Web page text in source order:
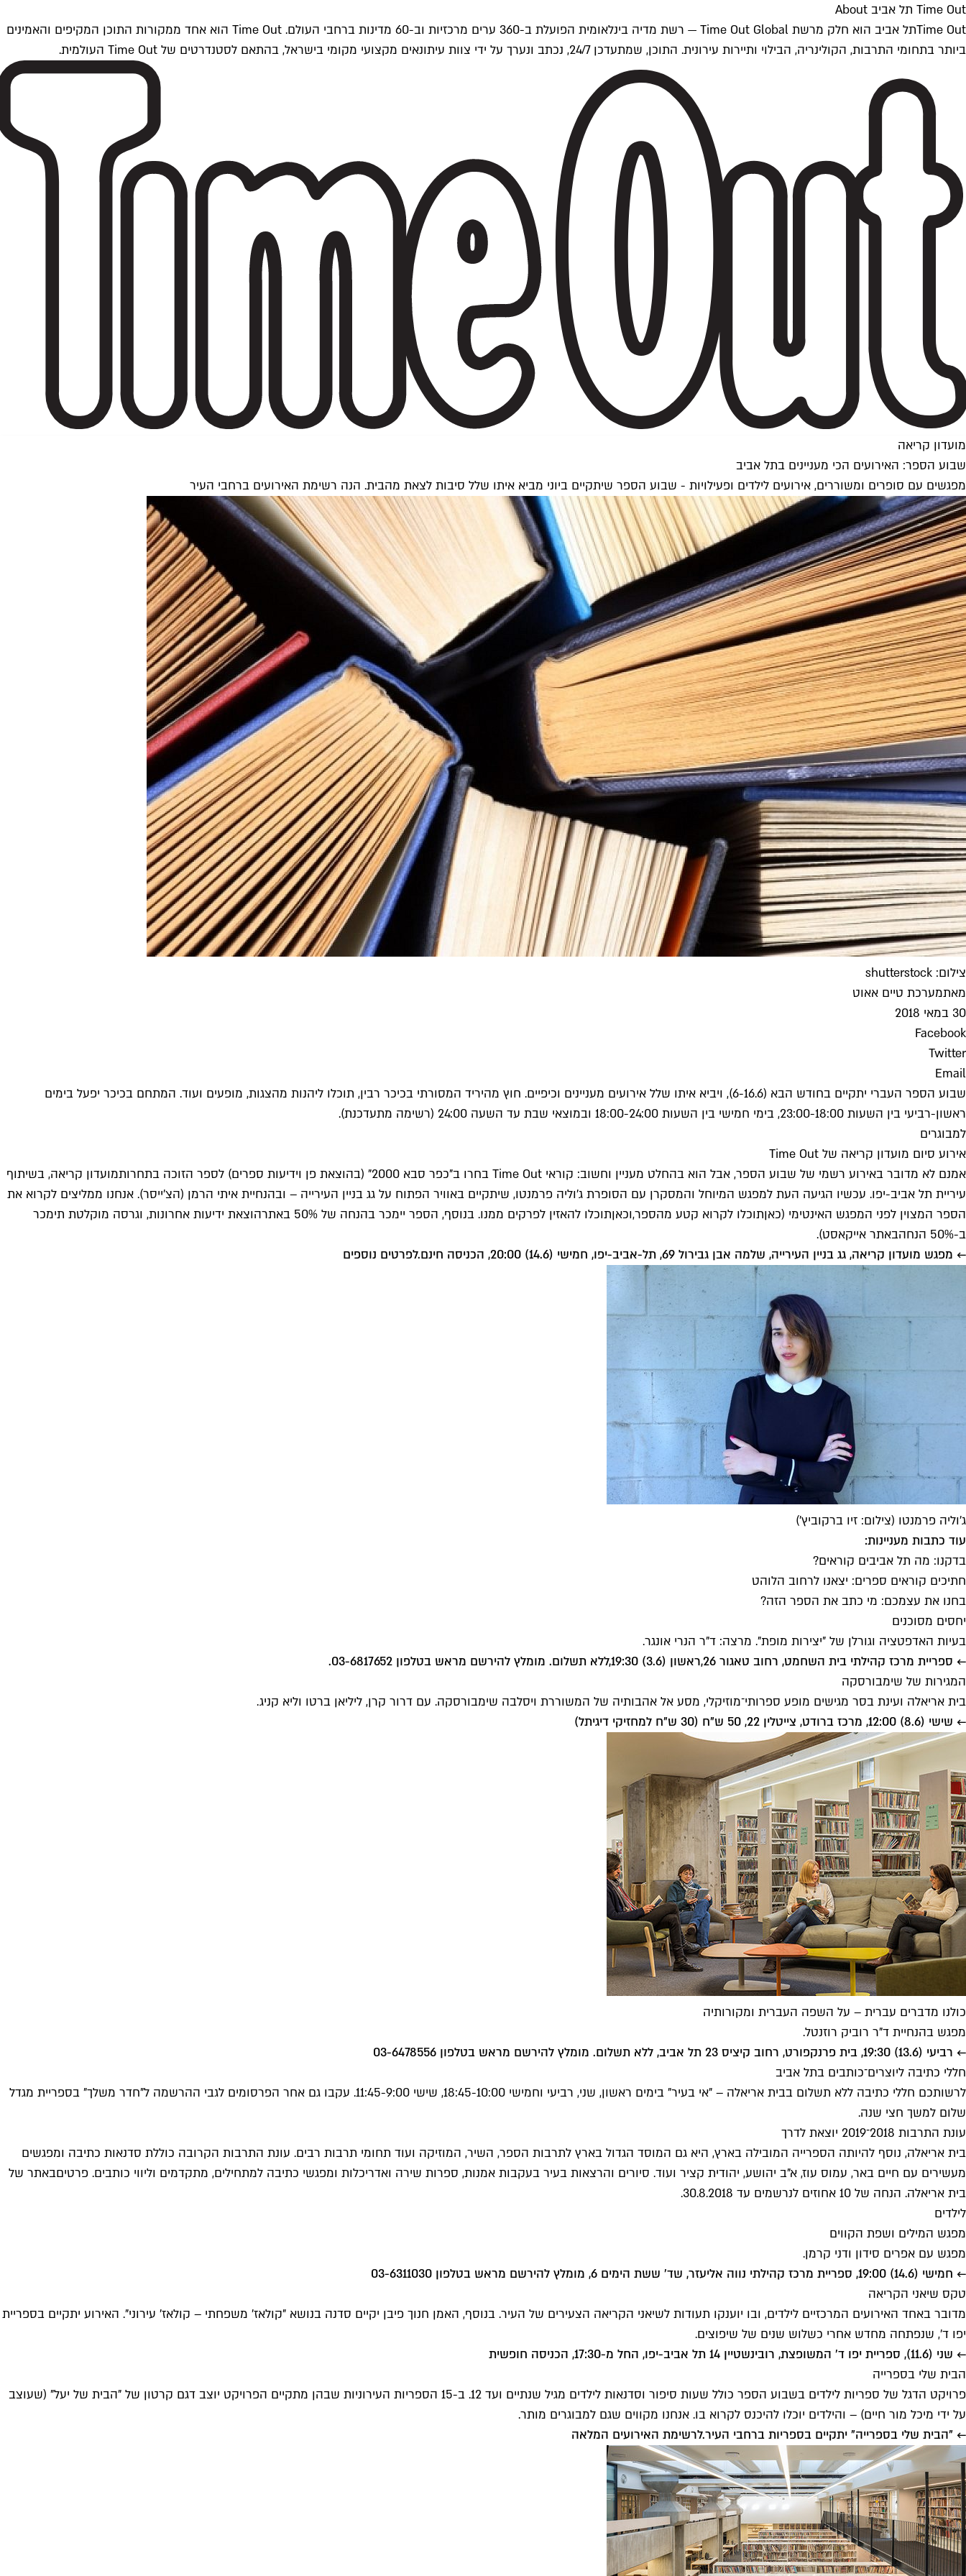
Time Out תל אביב About
Time Outתל אביב הוא חלק מרשת Time Out Global — רשת מדיה בינלאומית הפועלת ב-360 ערים מרכזיות וב-60 מדינות ברחבי העולם. Time Out הוא אחד ממקורות התוכן המקיפים והאמינים
ביותר בתחומי התרבות, הקולינריה, הבילוי ותיירות עירונית. התוכן, שמתעדכן 24/7, נכתב ונערך על ידי צוות עיתונאים מקצועי מקומי בישראל, בהתאם לסטנדרטים של Time Out העולמית.
מועדון קריאה
שבוע הספר: האירועים הכי מעניינים בתל אביב
מפגשים עם סופרים ומשוררים, אירועים לילדים ופעילויות - שבוע הספר שיתקיים ביוני מביא איתו שלל סיבות לצאת מהבית. הנה רשימת האירועים ברחבי העיר
צילום: shutterstock
מאתמערכת טיים אאוט
30 במאי 2018
Facebook
Twitter
Email
שבוע הספר העברי יתקיים בחודש הבא (6-16.6), ויביא איתו שלל אירועים מעניינים וכיפיים. חוץ מהיריד המסורתי בכיכר רבין, תוכלו ליהנות מהצגות, מופעים ועוד. המתחם בכיכר יפעל בימים
ראשון-רביעי בין השעות 23:00-18:00, בימי חמישי בין השעות 18:00-24:00 ובמוצאי שבת עד השעה 24:00 (רשימה מתעדכנת).
למבוגרים
אירוע סיום מועדון קריאה של Time Out
אמנם לא מדובר באירוע רשמי של שבוע הספר, אבל הוא בהחלט מעניין וחשוב: קוראי Time Out בחרו ב"כפר סבא 2000" (בהוצאת פן וידיעות ספרים) לספר הזוכה בתחרות
מועדון קריאה, בשיתוף
עיריית תל אביב-יפו. עכשיו הגיעה העת למפגש המיוחל והמסקרן עם הסופרת ג'וליה פרמנטו, שיתקיים באוויר הפתוח על גג בניין העירייה – ובהנחיית איתי הרמן (הצ'ייסר). אנחנו ממליצים לקרוא את
הספר המצוין לפני המפגש האינטימי (כאןתוכלו לקרוא קטע מהספר,וכאןתוכלו להאזין לפרקים ממנו. בנוסף, הספר יימכר בהנחה של 50% באתר הוצאת ידיעות אחרונות, וגרסה מוקלטת תימכר
ב-50% הנחה
באתר אייקאסט).
← מפגש מועדון קריאה, גג בניין העירייה, שלמה אבן גבירול 69, תל-אביב-יפו, חמישי (14.6) 20:00, הכניסה חינם.
לפרטים נוספים
ג׳וליה פרמנטו (צילום: זיו ברקוביץ׳)
עוד כתבות מעניינות:
בדקנו: מה תל אביבים קוראים?
חתיכים קוראים ספרים: יצאנו לרחוב הלוהט
בחנו את עצמכם: מי כתב את הספר הזה?
יחסים מסוכנים
בעיות האדפטציה וגורלן של "יצירות מופת". מרצה: ד"ר הנרי אונגר.
← ספריית מרכז קהילתי בית השחמט, רחוב טאגור 26,
ראשון (3.6) 19:30,
ללא תשלום. מומלץ להירשם מראש בטלפון 03-6817652.
המגירות של שימבורסקה
בית אריאלה ועינת בסר מגישים מופע ספרותי־מוזיקלי, מסע אל אהבותיה של המשוררת ויסלבה שימבורסקה. עם דרור קרן, ליליאן ברטו וליא קניג.
← שישי (8.6) 12:00, מרכז ברודט, צייטלין 22, 50 ש"ח (30 ש"ח למחזיקי דיגיתל)
כולנו מדברים עברית – על השפה העברית ומקורותיה
מפגש בהנחיית ד"ר רוביק רוזנטל.
← רביעי (13.6) 19:30, בית פרנקפורט, רחוב קיציס 23 תל אביב, ללא תשלום. מומלץ להירשם מראש בטלפון 03-6478556
חללי כתיבה ליוצרים־כותבים בתל אביב
לרשותכם חללי כתיבה ללא תשלום בבית אריאלה – "אי בעיר" בימים ראשון, שני, רביעי וחמישי 18:45-10:00, שישי 11:45-9:00. עקבו גם אחר הפרסומים לגבי ההרשמה ל"חדר משלך" בספריית מגדל
שלום למשך חצי שנה.
עונת התרבות 2018־2019 יוצאת לדרך
בית אריאלה, נוסף להיותה הספרייה המובילה בארץ, היא גם המוסד הגדול בארץ לתרבות הספר, השיר, המוזיקה ועוד תחומי תרבות רבים. עונת התרבות הקרובה כוללת סדנאות כתיבה ומפגשים
מעשירים עם חיים באר, עמוס עוז, א"ב יהושע, יהודית קציר ועוד. סיורים והרצאות בעיר בעקבות אמנות, ספרות שירה ואדריכלות ומפגשי כתיבה למתחילים, מתקדמים וליווי כותבים. פרטיםבאתר של
בית אריאלה. הנחה של 10 אחוזים לנרשמים עד 30.8.2018.
לילדים
מפגש המילים ושפת הקווים
מפגש עם אפרים סידון ודני קרמן.
← חמישי (14.6) 19:00, ספריית מרכז קהילתי נווה אליעזר, שד' ששת הימים 6, מומלץ להירשם מראש בטלפון 03-6311030
טקס שיאני הקריאה
מדובר באחד האירועים המרכזיים לילדים, ובו יוענקו תעודות לשיאני הקריאה הצעירים של העיר. בנוסף, האמן חנוך פיבן יקיים סדנה בנושא "קולאז׳ משפחתי – קולאז׳ עירוני". האירוע יתקיים בספריית
יפו ד', שנפתחה מחדש אחרי כשלוש שנים של שיפוצים.
← שני (11.6), ספריית יפו ד' המשופצת, רובינשטיין 14 תל אביב-יפו, החל מ-17:30, הכניסה חופשית
הבית שלי בספרייה
פרויקט הדגל של ספריות לילדים בשבוע הספר כולל שעות סיפור וסדנאות לילדים מגיל שנתיים ועד 12. ב-15 הספריות העירוניות שבהן מתקיים הפרויקט יוצב דגם קרטון של "הבית של יעל" (שעוצב
על ידי מיכל מור חיים) – והילדים יוכלו להיכנס לקרוא בו. אנחנו מקווים שגם למבוגרים מותר.
← "הבית שלי בספרייה" יתקיים בספריות ברחבי העיר.לרשימת האירועים המלאה